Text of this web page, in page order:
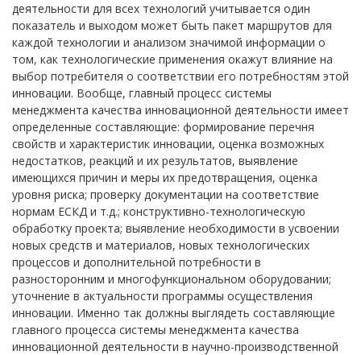
деятельности для всех технологий учитывается один
показатель и выходом может быть пакет маршрутов для
каждой технологии и анализом значимой информации о
том, как технологические применения окажут влияние на
выбор потребителя о соответствии его потребностям этой
инновации. Вообще, главный процесс системы
менеджмента качества инновационной деятельности имеет
определенные составляющие: формирование перечня
свойств и характеристик инновации, оценка возможных
недостатков, реакций и их результатов, выявление
имеющихся причин и меры их предотвращения, оценка
уровня риска; проверку документации на соответствие
нормам ЕСКД и т.д.; конструктивно-технологическую
обработку проекта; выявление необходимости в усвоении
новых средств и материалов, новых технологических
процессов и дополнительной потребности в
разносторонним и многофункциональном оборудовании;
уточнение в актуальности программы осуществления
инновации. Именно так должны выглядеть составляющие
главного процесса системы менеджмента качества
инновационной деятельности в научно-производственной